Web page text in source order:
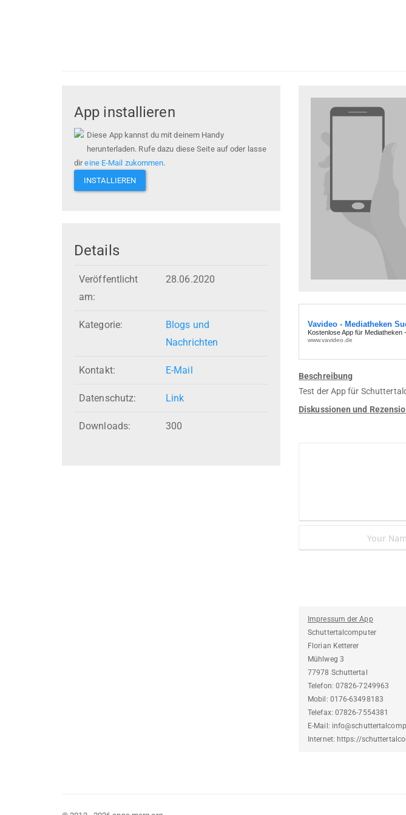
App installieren
Diese App kannst du mit deinem Handy
herunterladen. Rufe dazu diese Seite auf oder lasse
direine E-Mail zukommen.
INSTALLIEREN
Details
Veröffentlicht
am:
28.06.2020
Kategorie:
Blogs und
Nachrichten
Kontakt: E-Mail
Datenschutz: Link
Downloads: 300
Beschreibung
Test der App für
Diskussionen und
Impressum der App
Schuttertalcomputer
Florian Ketterer
Mühlweg 3
77978 Schuttertal
Telefon: 07826-7249963
Mobil: 0176-63498183
Telefax: 07826-7554381
E-Mail:
Internet: https://